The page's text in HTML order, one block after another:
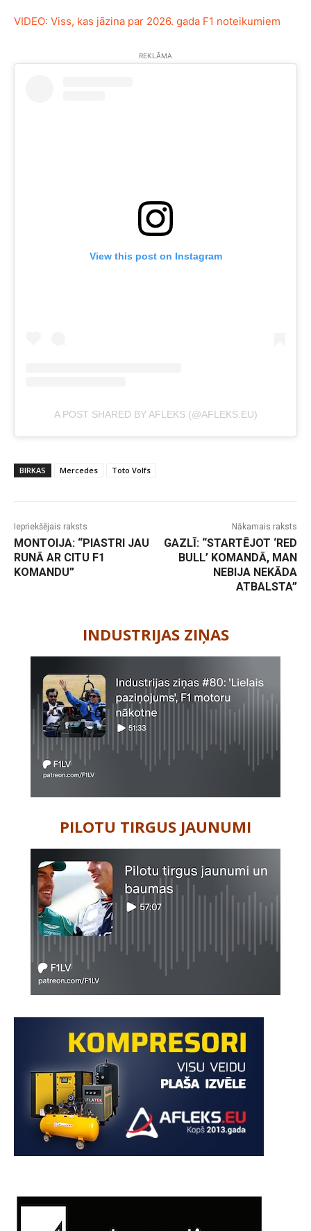
VIDEO: Viss, kas jāzina par 2026. gada F1 noteikumiem
REKLĀMA
View this post on Instagram
A POST SHARED BY AFLEKS (@AFLEKS.EU)
BIRKAS Mercedes Toto Volfs
Iepriekšējais raksts
MONTOIJA: “PIASTRI JAU
RUNĀ AR CITU F1
KOMANDU”
Nākamais raksts
GAZLĪ: “STARTĒJOT ‘RED
BULL’ KOMANDĀ, MAN
NEBIJA NEKĀDA
ATBALSTA”
INDUSTRIJAS ZIŅAS
PILOTU TIRGUS JAUNUMI